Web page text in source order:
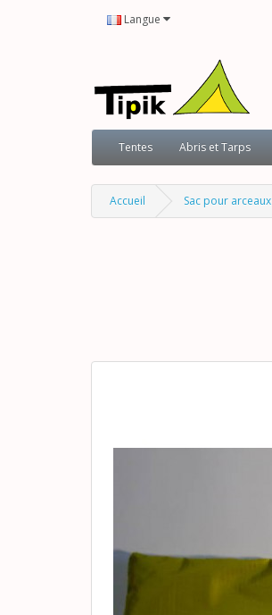
Langue
Tentes Abris et Tarps
Accueil Sac pour arceaux